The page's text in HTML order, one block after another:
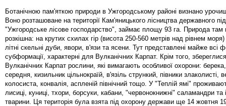
Ботанічною пам'яткою природи в Ужгородському районі визнано
Воно розташоване на території Кам'яницького лісництва державного
"Ужгородське лісове господарство", займає площу 93 га. Природа там
розкішна: на крутих схилах гір (висота 250-560 метрів над рівнем
літні скельні дуби, явори, в'язи та ясени. Тут представлені майже всі
субформації, характерні для Вулканічних Карпат. Крім того, збереглися
Вулканічних Карпат рослини, які вимагають особливої охорони:
середня, кизильник цільнокраїй, в'язіль стрункий, півники злаколисті,
колосиста, конвалія, аспленій північний тощо. У "Теплій ямі"
лисиці, куниці, тхори, борсуки, кабани, "червонокнижні" саламандри та
тварини. Ця територія була взята під охорону держави ще 14 жовтня